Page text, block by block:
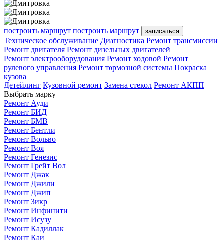
построить маршрут построить маршрут записаться
Техническое обслуживание Диагностика Ремонт трансмиссии
Ремонт двигателя Ремонт дизельных двигателей
Ремонт электрооборудования Ремонт ходовой Ремонт
рулевого управления Ремонт тормозной системы Покраска
кузова
Детейлинг Кузовной ремонт Замена стекол Ремонт АКПП
Выбрать марку
Ремонт Ауди
Ремонт БИД
Ремонт БМВ
Ремонт Бентли
Ремонт Вольво
Ремонт Воя
Ремонт Генезис
Ремонт Грейт Вол
Ремонт Джак
Ремонт Джили
Ремонт Джип
Ремонт Зикр
Ремонт Инфинити
Ремонт Исузу
Ремонт Кадиллак
Ремонт Каи